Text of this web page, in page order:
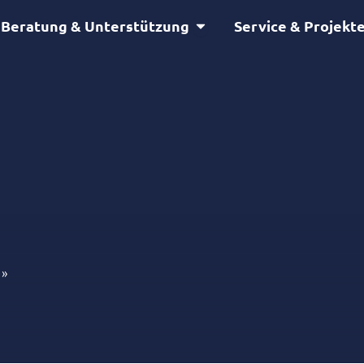
Beratung & Unterstützung Öffne Beratung &
Service & Projekte